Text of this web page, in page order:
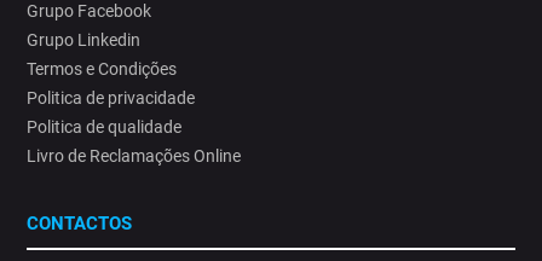
Grupo Facebook
Grupo Linkedin
Termos e Condições
Politica de privacidade
Politica de qualidade
Livro de Reclamações Online
CONTACTOS